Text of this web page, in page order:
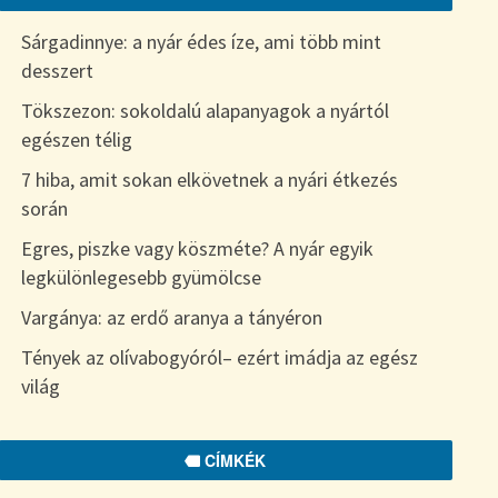
Sárgadinnye: a nyár édes íze, ami több mint
desszert
Tökszezon: sokoldalú alapanyagok a nyártól
egészen télig
7 hiba, amit sokan elkövetnek a nyári étkezés
során
Egres, piszke vagy köszméte? A nyár egyik
legkülönlegesebb gyümölcse
Vargánya: az erdő aranya a tányéron
Tények az olívabogyóról– ezért imádja az egész
világ
CÍMKÉK